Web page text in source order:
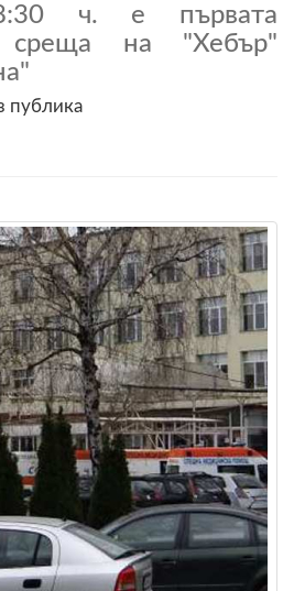
ч. е първата
среща на "Хебър"
публика